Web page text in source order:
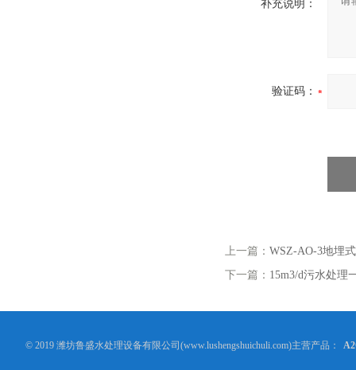
补充说明：
验证码：
上一篇： WSZ-AO-3地埋
下一篇： 15m3/d污水处理
© 2019 潍坊鲁盛水处理设备有限公司(www.lushengshuichuli.com)主营产品：